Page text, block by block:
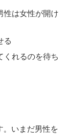
性は女性が開け
る
くれるのを待ち
。いまだ男性を